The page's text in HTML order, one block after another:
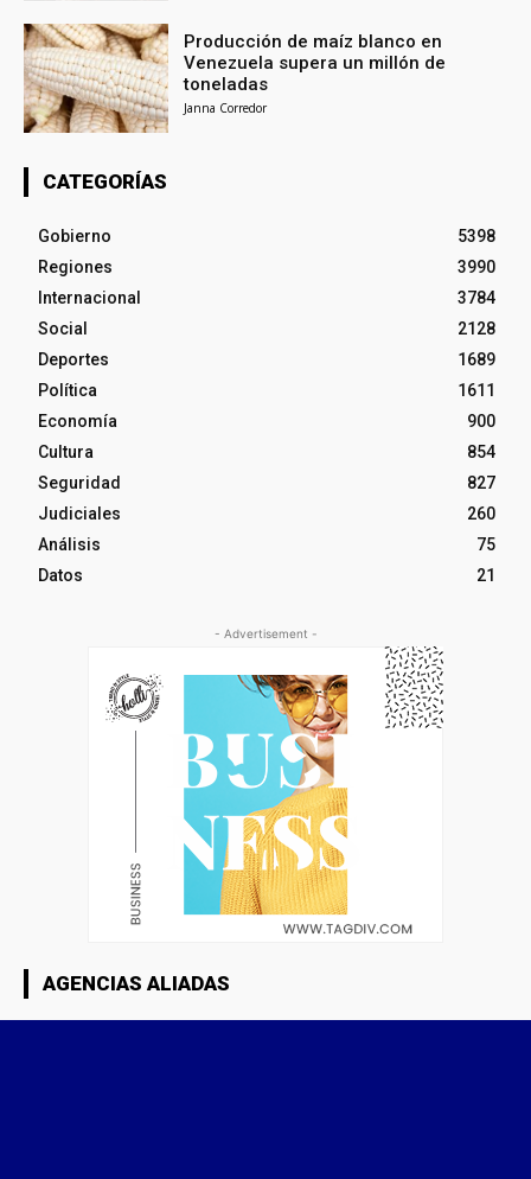
Producción de maíz blanco en
Venezuela supera un millón de
toneladas
Janna Corredor
CATEGORÍAS
Gobierno
5398
Regiones
3990
Internacional
3784
Social
2128
Deportes
1689
Política
1611
Economía
900
Cultura
854
Seguridad
827
Judiciales
260
Análisis
75
Datos
21
- Advertisement -
AGENCIAS ALIADAS